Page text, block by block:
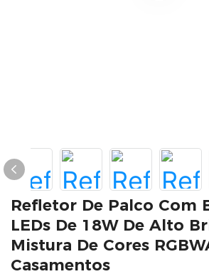
Refletor De Palco Com
LEDs De 18W De Alto
Mistura De Cores
Casamentos